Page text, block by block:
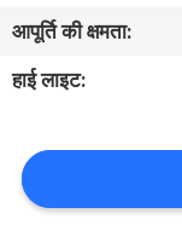
गुणवत्ता
नियंत्रण
संपर्क
करें
आपूर्ति की क्षमता:
हाई लाइट: